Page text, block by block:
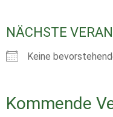
NÄCHSTE
Keine
Kommende